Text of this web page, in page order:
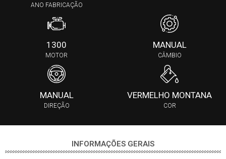
ANO FABRICAÇÃO
1300
MOTOR
MANUAL
CÂMBIO
MANUAL
DIREÇÃO
VERMELHO MONTANA
COR
INFORMAÇÕES GERAIS